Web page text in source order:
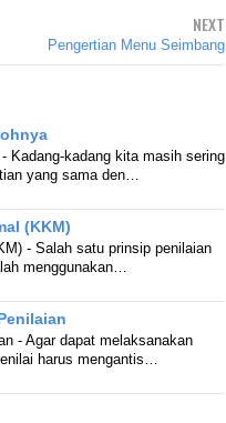
NEXT
Pengertian Menu Seimbang
Kadang-kadang kita masih sering
yang sama den…
(KKM)
- Salah satu prinsip penilaian
menggunakan…
- Agar dapat melaksanakan
harus mengantis…